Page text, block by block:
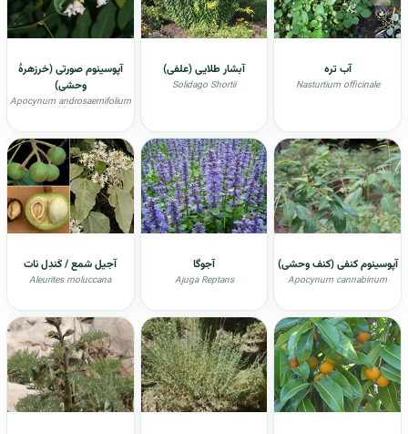
آب تره
Nasturtium officinale
آبشار طلایی (علفی)
Solidago Shortii
آپوسینوم صورتی (خرزهرهٔ
وحشی)
Apocynum androsaemifolium
آپوسینوم کنفی (کنف وحشی)
Apocynum cannabinum
آجوگا
Ajuga Reptans
آجیل شمع / کَندِل نات
Aleurites moluccana